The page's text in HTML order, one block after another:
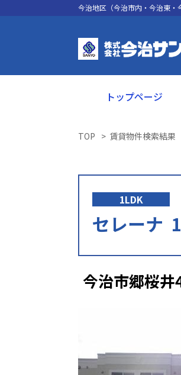
今治地区（今治市内・今治東・
トップページ
TOP 賃貸物件検索結果
1LDK
セレーナ
今治市郷桜